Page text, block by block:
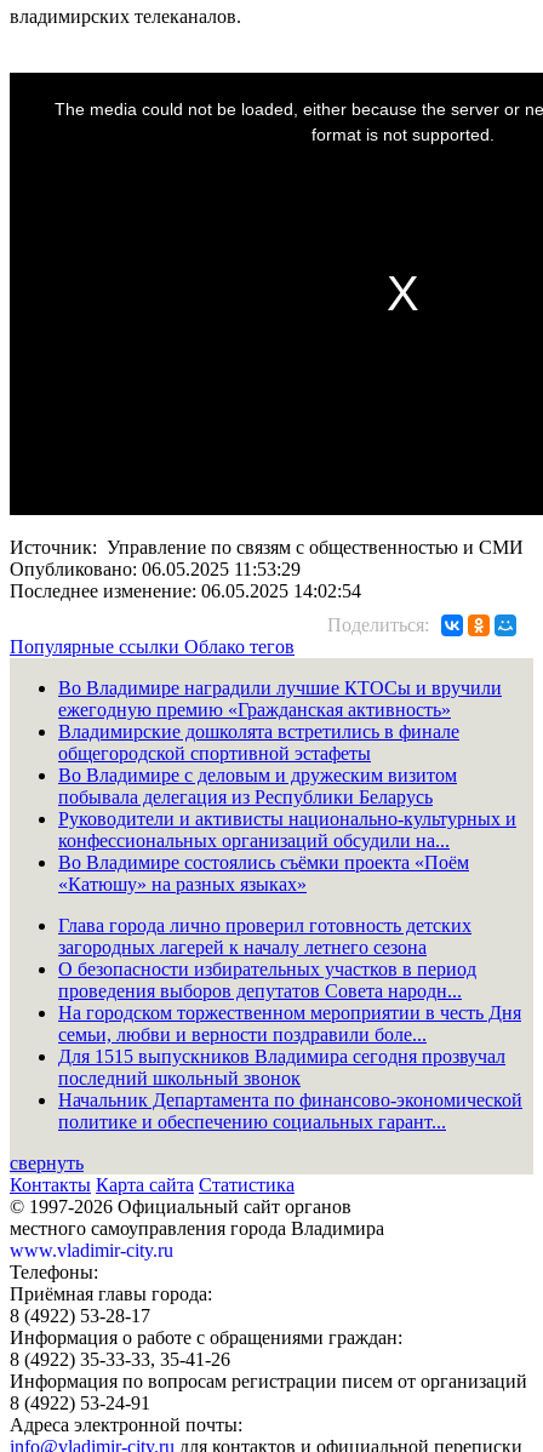
владимирских телеканалов.
The media could not be loaded, either because the server or
format is not supported.
Источник: Управление по связям с общественностью и СМИ
Опубликовано: 06.05.2025 11:53:29
Последнее изменение: 06.05.2025 14:02:54
Поделиться:
Популярные ссылки Облако тегов
Во Владимире наградили лучшие КТОСы и вручили
ежегодную премию «Гражданская активность»
Владимирские дошколята встретились в финале
общегородской спортивной эстафеты
Во Владимире с деловым и дружеским визитом
побывала делегация из Республики Беларусь
Руководители и активисты национально-культурных и
конфессиональных организаций обсудили на...
Во Владимире состоялись съёмки проекта «Поём
«Катюшу» на разных языках»
Глава города лично проверил готовность детских
загородных лагерей к началу летнего сезона
О безопасности избирательных участков в период
проведения выборов депутатов Совета народн...
На городском торжественном мероприятии в честь Дня
семьи, любви и верности поздравили боле...
Для 1515 выпускников Владимира сегодня прозвучал
последний школьный звонок
Начальник Департамента по финансово-экономической
политике и обеспечению социальных гарант...
свернуть
Контакты Карта сайта Статистика
© 1997-2026 Официальный сайт органов
местного самоуправления города Владимира
www.vladimir-city.ru
Телефоны:
Приёмная главы города:
8 (4922) 53-28-17
Информация о работе с обращениями граждан:
8 (4922) 35-33-33, 35-41-26
Информация по вопросам регистрации писем от организаций
8 (4922) 53-24-91
Адреса электронной почты:
info@vladimir-city.ru для контактов и официальной переписки